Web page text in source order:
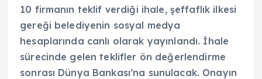
10 firmanın teklif verdiği ihale, şeffaflık ilkesi
gereği belediyenin sosyal medya
hesaplarında canlı olarak yayınlandı. İhale
sürecinde gelen teklifler ön değerlendirme
sonrası Dünya Bankası’na sunulacak. Onayın